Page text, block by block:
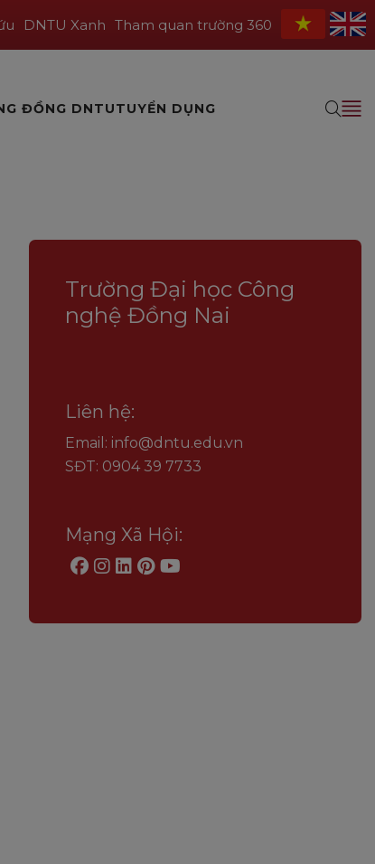
DNTU Xanh Tham quan trường 360
ĐỒNG DNTUTUYỂN DỤNG
Trường Đại học Công
nghệ Đồng Nai
Liên hệ:
Email: info@dntu.edu.vn
SĐT: 0904 39 7733
Mạng Xã Hội: